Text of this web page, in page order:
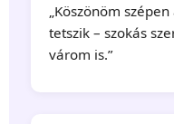
„Köszönöm
tetszik – szokás
várom is.”